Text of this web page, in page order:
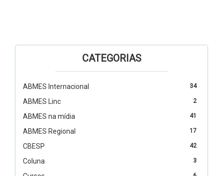
CATEGORIAS
34
ABMES Internacional
2
ABMES Linc
41
ABMES na mídia
17
ABMES Regional
42
CBESP
3
Coluna